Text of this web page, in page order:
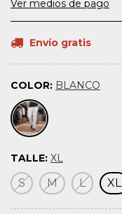
Ver medios de pago
Envío gratis
COLOR: BLANCO
TALLE: XL
S M L XL